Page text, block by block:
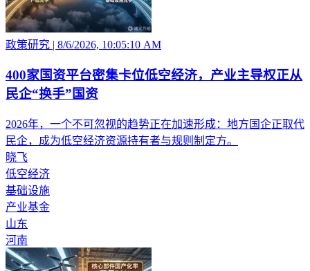
政策研究 | 8/6/2026, 10:05:10 AM
400家国资平台密集卡位低空经济，产业主导权正从
民企“换手”国资
2026年，一个不可忽视的趋势正在加速形成：地方国企正取代
民企，成为低空经济资源持有者与规则制定方。
晓飞
低空经济
基础设施
产业基金
山东
河南